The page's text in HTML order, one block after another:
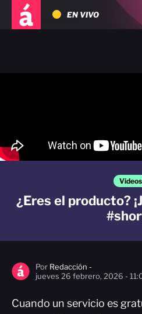
EN VIVO
Videos
¿Eres el producto?
Por Redacción -
jueves 26 febrero, 2026 -
Cuando un servicio es